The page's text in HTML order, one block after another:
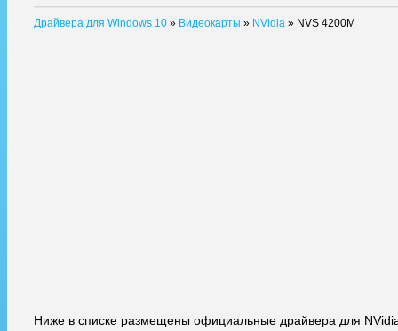
Драйвера для Windows 10 » Видеокарты » NVidia » NVS 4200M
Ниже в списке размещены официальные драйвера для